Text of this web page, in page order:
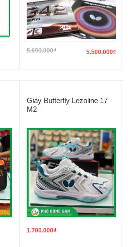
5.690.000₫ 5.500.000₫
Giày Butterfly Lezoline 17
M2
1.700.000₫